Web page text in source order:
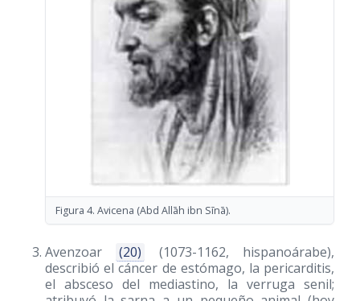
Figura 4. Avicena (Abd Allāh ibn Sīnā).
Avenzoar (20)
(1073-1162, hispanoárabe),
describió el cáncer de estómago, la pericarditis,
el absceso del mediastino, la verruga senil;